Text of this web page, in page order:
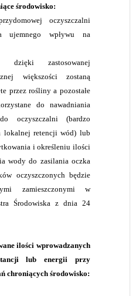
środowisko:
oczyszczalni
ujemnego wpływu na
dzięki zastosowanej
większości zostaną
przez rośliny a pozostałe
do nawadniania
oczyszczalni (bardzo
lokalnej retencji wód) lub
i określeniu ilości
wody do zasilania oczka
oczyszczonych będzie
zamieszczonymi w
Środowiska z dnia 24
ilości wprowadzanych
lub energii przy
chroniących środowisko: